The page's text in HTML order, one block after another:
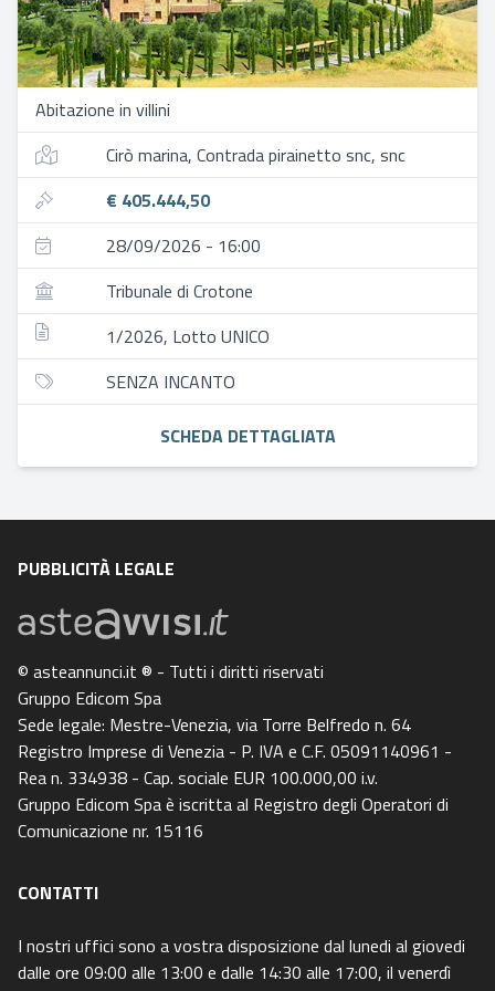
Abitazione in villini
Cirò marina, Contrada pirainetto snc, snc
€ 405.444,50
28/09/2026 - 16:00
Tribunale di Crotone
1/2026, Lotto UNICO
SENZA INCANTO
SCHEDA DETTAGLIATA
PUBBLICITÀ LEGALE
© asteannunci.it ® - Tutti i diritti riservati
Gruppo Edicom Spa
Sede legale: Mestre-Venezia, via Torre Belfredo n. 64
Registro Imprese di Venezia - P. IVA e C.F. 05091140961 -
Rea n. 334938 - Cap. sociale EUR 100.000,00 i.v.
Gruppo Edicom Spa è iscritta al Registro degli Operatori di
Comunicazione nr. 15116
CONTATTI
I nostri uffici sono a vostra disposizione dal lunedi al giovedi
dalle ore 09:00 alle 13:00 e dalle 14:30 alle 17:00, il venerdì